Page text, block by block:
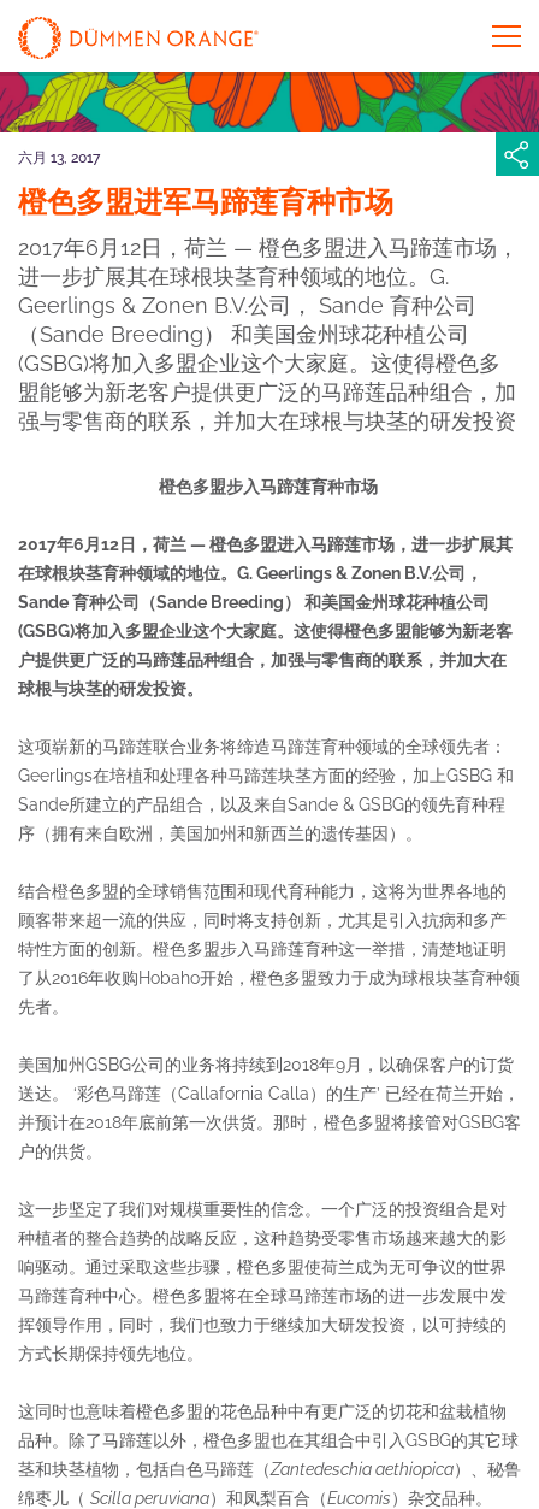
六月 13, 2017
橙色多盟进军马蹄莲育种市场
2017年6月12日，荷兰 — 橙色多盟进入马蹄莲市场，
进一步扩展其在球根块茎育种领域的地位。G.
Geerlings & Zonen B.V.公司， Sande 育种公司
（Sande Breeding） 和美国金州球花种植公司
(GSBG)将加入多盟企业这个大家庭。这使得橙色多
盟能够为新老客户提供更广泛的马蹄莲品种组合，加
强与零售商的联系，并加大在球根与块茎的研发投资
橙色多盟步入马蹄莲育种市场
2017年6 月 12日，荷兰—橙色多盟进入马蹄莲市场，进一步扩展其
在球根块茎育种领域的地位。 G. Geerlings & Zonen B.V.公司，
Sande育种公司（Sande Breeding）
和美国金州球花种植公司
(GSBG)将加入多盟企业这个大家庭。这使得橙色多盟能够为新老客
户提供更广泛的马蹄莲品种组合 ，加强与零售商的联系，并加大在
球根与块茎的研发投资。
这项崭新的马蹄莲联合业务将缔造马蹄莲育种领域的全球领先者：
Geerlings在培植和处理各种马蹄莲块茎方面的经验，加上GSBG 和
Sande所建立的产品组合，以及来自Sande & GSBG的领先育种程
序（拥有来自欧洲，美国加州和新西兰的遗传基因）。
结合橙色多盟的全球销售范围和现代育种能力，这将为世界各地的
顾客带来超一流的供应，同时将支持创新，尤其是引入抗病和多产
特性方面的创新。橙色多盟步入马蹄莲育种这一举措，清楚地证明
了从2016年收购Hobaho开始，橙色多盟致力于成为球根块茎育种领
先者。
美国加州GSBG公司的业务将持续到2018年9月，以确保客户的订货
送达。 ‘彩色马蹄莲（Callafornia Calla）的生产’ 已经在荷兰开始，
并预计在2018年底前第一次供货。那时，橙色多盟将接管对GSBG客
户的供货。
这一步坚定了我们对规模重要性的信念。一个广泛的投资组合是对
种植者的整合趋势的战略反应，这种趋势受零售市场越来越大的影
响驱动。通过采取这些步骤，橙色多盟使荷兰成为无可争议的世界
马蹄莲育种中心。橙色多盟将在全球马蹄莲市场的进一步发展中发
挥领导作用，同时，我们也致力于继续加大研发投资，以可持续的
方式长期保持领先地位。
这同时也意味着橙色多盟的花色品种中有更广泛的切花和盆栽植物
品种。除了马蹄莲以外，橙色多盟也在其组合中引入GSBG的其它球
茎和块茎植物，包括白色马蹄莲（Zantedeschia aethiopica）、秘鲁
绵枣儿（ Scillaperuviana）和凤梨百合（Eucomis）杂交品种。